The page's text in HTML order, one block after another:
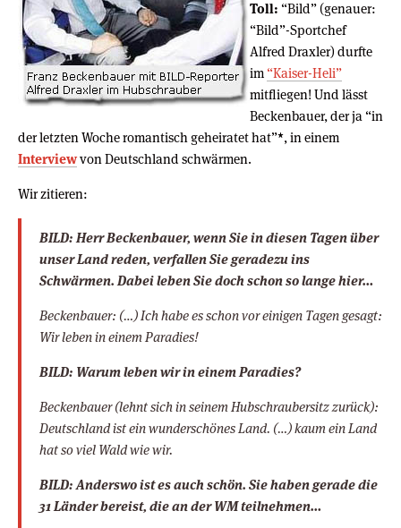
Toll: “Bild” (genauer:
“Bild”-Sportchef
Alfred Draxler) durfte
im “Kaiser-Heli”
mitfliegen! Und lässt
Beckenbauer, der ja “in
der letzten Woche romantisch geheiratet hat”*, in einem
Interviewvon Deutschland schwärmen.
Wir zitieren:
BILD: Herr Beckenbauer, wenn Sie in diesen Tagen über
unser Land reden, verfallen Sie geradezu ins
Schwärmen. Dabei leben Sie doch schon so lange hier…
Beckenbauer: (…) Ich habe es schon vor einigen Tagen gesagt:
Wir leben in einem Paradies!
BILD: Warum leben wir in einem Paradies?
Beckenbauer(lehnt sich in seinem Hubschraubersitz zurück):
Deutschland ist ein wunderschönes Land. (…) kaum ein Land
hat so viel Wald wie wir.
BILD: Anderswo ist es auch schön. Sie haben gerade die
31 Länder bereist, die an der WM teilnehmen…